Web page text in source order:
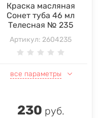
Краска масляная
Сонет туба 46 мл
Телесная № 235
Артикул: 2604235
все параметры
230 руб.